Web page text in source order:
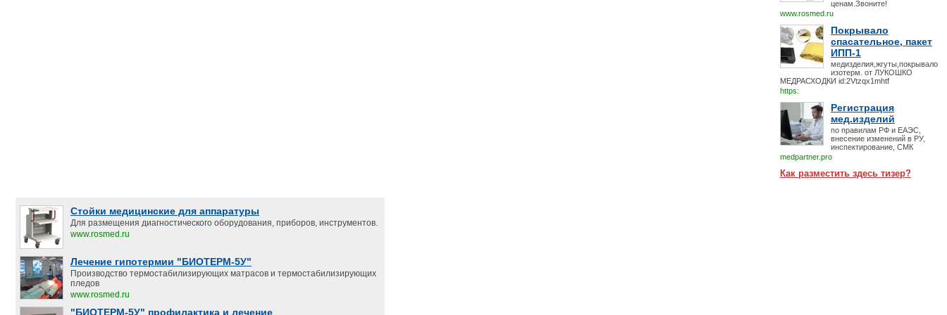
ценам.Звоните!
www.rosmed.ru
Покрывало
спасательное, пакет
ИПП-1
медизделия,жгуты,покрывало
изотерм. от ЛУКОШКО
МЕДРАСХОДКИ id:2Vtzqx1mhtf
https:
Регистрация
мед.изделий
по правилам РФ и ЕАЭС,
внесение изменений в РУ,
инспектирование, СМК
medpartner.pro
Как разместить здесь тизер?
Стойки медицинские для аппаратуры
Для размещения диагностического оборудования, приборов, инструментов.
www.rosmed.ru
Лечение гипотермии "БИОТЕРМ-5У"
Производство термостабилизирующих матрасов и термостабилизирующих
пледов
www.rosmed.ru
"БИОТЕРМ-5У" профилактика и лечение